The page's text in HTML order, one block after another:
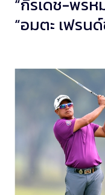
“อมตะ เฟรน